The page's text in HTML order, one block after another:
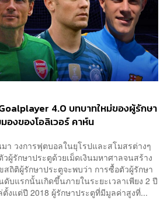
4.0 บทบาทใหม่ของผู้รักษา
องของโอลิเวอร์ คาห์น
า วงการฟุตบอลในยุโรปและสโมสรต่างๆ
วผู้รักษาประตูด้วยเม็ดเงินมหาศาลจนสร้าง
สถิติผู้รักษาประตูจะพบว่า การซื้อตัวผู้รักษา
บแรกนั้นเกิดขึ้นภายในระยะเวลาเพียง 2 ปี
แต่ปี 2018 ผู้รักษาประตูที่มีมูลค่าสูงที่...